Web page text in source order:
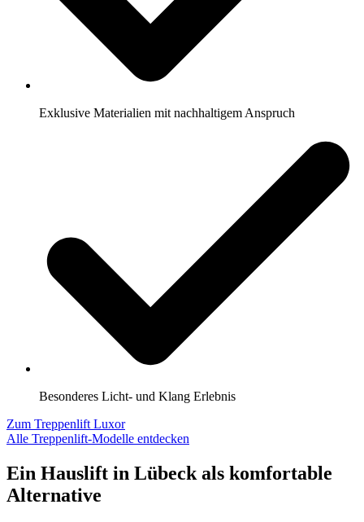
Exklusive Materialien mit nachhaltigem Anspruch
Besonderes Licht- und Klang Erlebnis
Zum Treppenlift Luxor
Alle Treppenlift-Modelle entdecken
Ein Hauslift in Lübeck als komfortable
Alternative